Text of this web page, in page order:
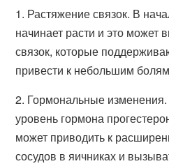
1. Растяжение связок. В
начинает расти и это может
связок, которые
привести к небольшим
2. Гормональные
уровень гормона
может приводить к
сосудов в яичниках и